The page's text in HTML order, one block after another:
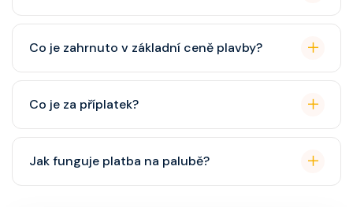
Pas je vždy lepší, ale občanský průkaz pro plavby po
Evropě stačí. Doporučuje se platnost minimálně 6
měsíců po skončení plavby.
Co je zahrnuto v základní ceně plavby?
Ubytování, hlavní restaurace, rautová restaurace,
zábava, show, bazény, vířivky, fitness, základní nápoje
(voda, čaj, káva, limonády apod.).
Co je za příplatek?
Alkoholické a balené nápoje, specializované
restaurace, Wi-Fi, výlety, spa služby, spropitné a
některé aktivity.
Jak funguje platba na palubě?